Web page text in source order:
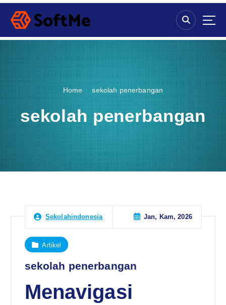
S
p
Home sekolah penerbangan
sekolah penerbangan
Sekolahindonesia Jan, Kam, 2026
Artikel
sekolah penerbangan
Menavigasi